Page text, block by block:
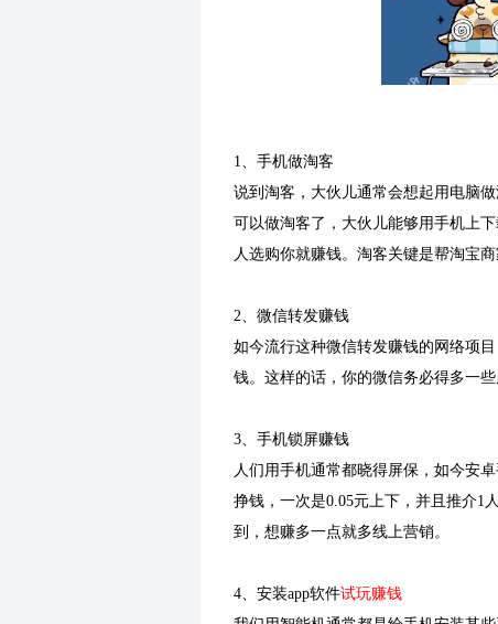
1、手机做淘客
说到淘客，大伙儿通常会想起用电脑
可以做淘客了，大伙儿能够用手机上
人选购你就赚钱。淘客关键是帮淘宝商
2、微信转发赚钱
如今流行这种微信转发赚钱的网络项
钱。这样的话，你的微信务必得多一
3、手机锁屏赚钱
人们用手机通常都晓得屏保，如今安
挣钱，一次是0.05元上下，并且推介1
到，想赚多一点就多线上营销。
4、安装app软件试玩赚钱